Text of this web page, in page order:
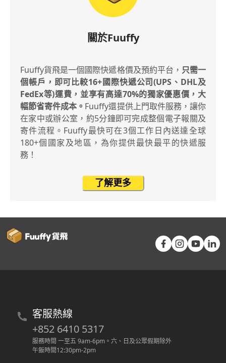
關於Fuuffy
Fuuffy貨飛是一個國際快遞格價及預約平台， 只需一
個帳戶，即可比較16+國際快遞公司(UPS、DHL及
FedEx等)運費，並享有高達70%的獨家優惠價，大
幅節省寄件成本。 Fuuffy還提供上門取件服務，讓你
在家中或辦公室，約5分鐘即可完成整個電子報關及
寄件流程。Fuuffy最快可在3個工作日內送達全球
180+個國家及地區，為你提供最快最平的快遞服
務！
了解更多
客服熱線
+852 6410 5317
服務時間 一至五 9am-6pm 。 六、日及公眾假期除外
午飯時間12:30pm-2pm